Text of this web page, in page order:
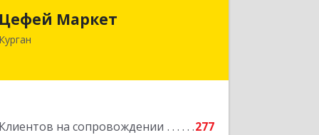
Маркет
на сопровождении
277
640002, Курганская обл, Курган г,
Подробнее